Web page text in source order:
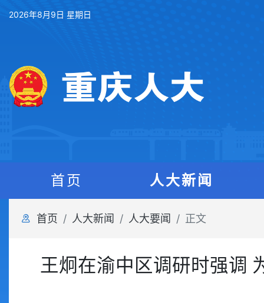
2026年8月9日 星期日
首页 人大新闻
首页 人大新闻 人大要闻 正文
王炯在渝中区调研时强调